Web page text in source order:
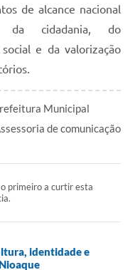
de alcance nacional
da cidadania, do
e da valorização
Municipal
de comunicação
o primeiro a curtir esta
identidade e